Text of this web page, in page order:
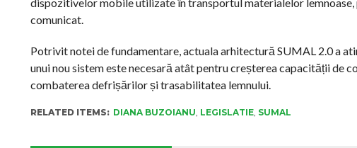
comunicat.
Potrivit notei de fundamentare, actuala arhitectură SUMAL 2.0 a
unui nou sistem este necesară atât pentru creșterea capacității
combaterea defrișărilor și trasabilitatea lemnului.
RELATED ITEMS: DIANA BUZOIANU LEGISLATIE, SUMAL